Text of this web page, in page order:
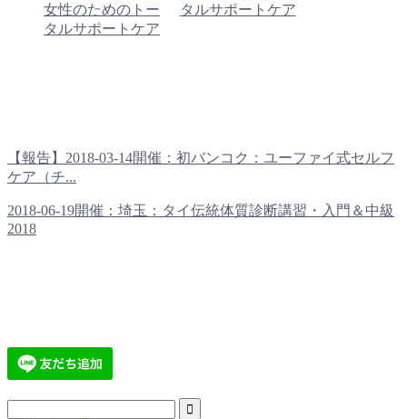
女性のためのトー
タルサポートケア
タルサポートケア
【報告】2018-03-14開催：初バンコク：ユーファイ式セルフ
ケア（チ...
2018-06-19開催：埼玉：タイ伝統体質診断講習・入門＆中級
2018